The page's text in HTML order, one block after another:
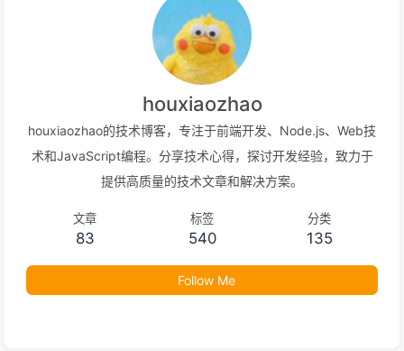
houxiaozhao
houxiaozhao的技术博客，专注于前端开发、Node.js、Web技
术和JavaScript编程。分享技术心得，探讨开发经验，致力于
提供高质量的技术文章和解决方案。
文章
83
标签
540
分类
135
Follow Me